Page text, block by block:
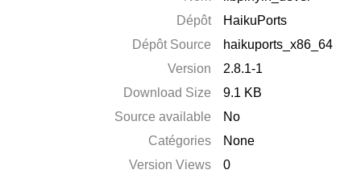
Dépôt
HaikuPorts
Dépôt Source
haikuports_x86_64
Version
2.8.1-1
Download Size
9.1 KB
Source available
No
Catégories
None
Version Views
0